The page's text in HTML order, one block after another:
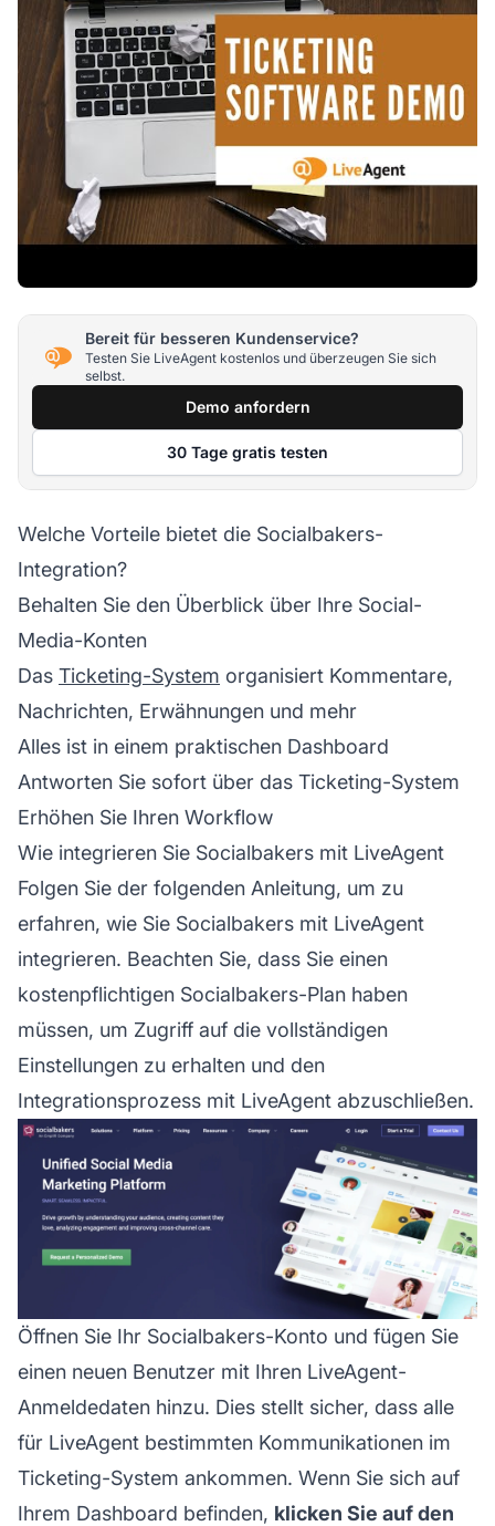
Bereit für besseren Kundenservice?
Testen Sie LiveAgent kostenlos und überzeugen Sie sich
selbst.
Demo anfordern
30 Tage gratis testen
Welche Vorteile bietet die Socialbakers-
Integration?
Behalten Sie den Überblick über Ihre Social-
Media-Konten
Das Ticketing-System organisiert Kommentare,
Nachrichten, Erwähnungen und mehr
Alles ist in einem praktischen Dashboard
Antworten Sie sofort über das Ticketing-System
Erhöhen Sie Ihren Workflow
Wie integrieren Sie Socialbakers mit LiveAgent
Folgen Sie der folgenden Anleitung, um zu
erfahren, wie Sie Socialbakers mit LiveAgent
integrieren. Beachten Sie, dass Sie einen
kostenpflichtigen Socialbakers-Plan haben
müssen, um Zugriff auf die vollständigen
Einstellungen zu erhalten und den
Integrationsprozess mit LiveAgent abzuschließen.
Öffnen Sie Ihr Socialbakers-Konto und fügen Sie
einen neuen Benutzer mit Ihren LiveAgent-
Anmeldedaten hinzu. Dies stellt sicher, dass alle
für LiveAgent bestimmten Kommunikationen im
Ticketing-System ankommen. Wenn Sie sich auf
Ihrem Dashboard befinden, klicken Sie auf den